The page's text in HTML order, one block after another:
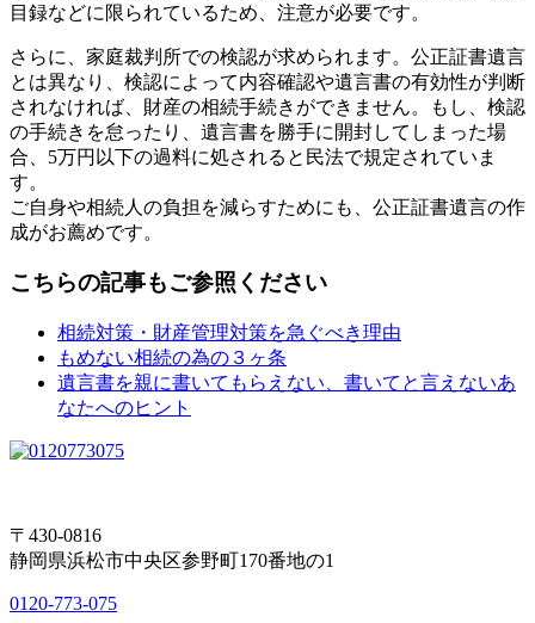
目録などに限られているため、注意が必要です。
さらに、家庭裁判所での検認が求められます。公正証書遺言
とは異なり、検認によって内容確認や遺言書の有効性が判断
されなければ、財産の相続手続きができません。もし、検認
の手続きを怠ったり、遺言書を勝手に開封してしまった場
合、5万円以下の過料に処されると民法で規定されていま
す。
ご自身や相続人の負担を減らすためにも、公正証書遺言の作
成がお薦めです。
こちらの記事もご参照ください
相続対策・財産管理対策を急ぐべき理由
もめない相続の為の３ヶ条
遺言書を親に書いてもらえない、書いてと言えないあ
なたへのヒント
〒430-0816
静岡県浜松市中央区参野町170番地の1
0120-773-075